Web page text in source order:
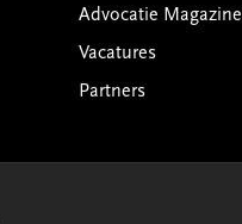
Advocatie Magazine
Vacatures
Partners